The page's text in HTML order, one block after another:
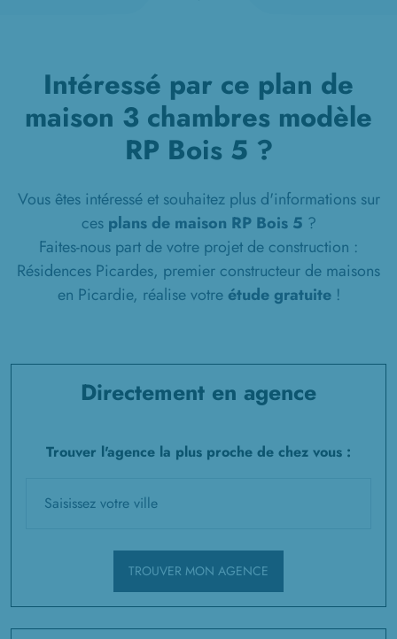
Intéressé par ce plan de
maison 3 chambres modèle
RP Bois 5 ?
Vous êtes intéressé et souhaitez plus d'informations sur
ces plans de maison RP Bois 5 ?
Faites-nous part de votre projet de construction :
Résidences Picardes, premier constructeur de maisons
en Picardie, réalise votre étude gratuite!
Directement en agence
Trouver l'agence la plus proche de chez vous :
TROUVER MON AGENCE